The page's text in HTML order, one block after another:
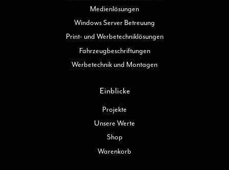
Medienlösungen
Windows Server Betreuung
Print- und Werbetechniklösungen
Fahrzeugbeschriftungen
Werbetechnik und Montagen
Einblicke
Projekte
Unsere Werte
Shop
Warenkorb